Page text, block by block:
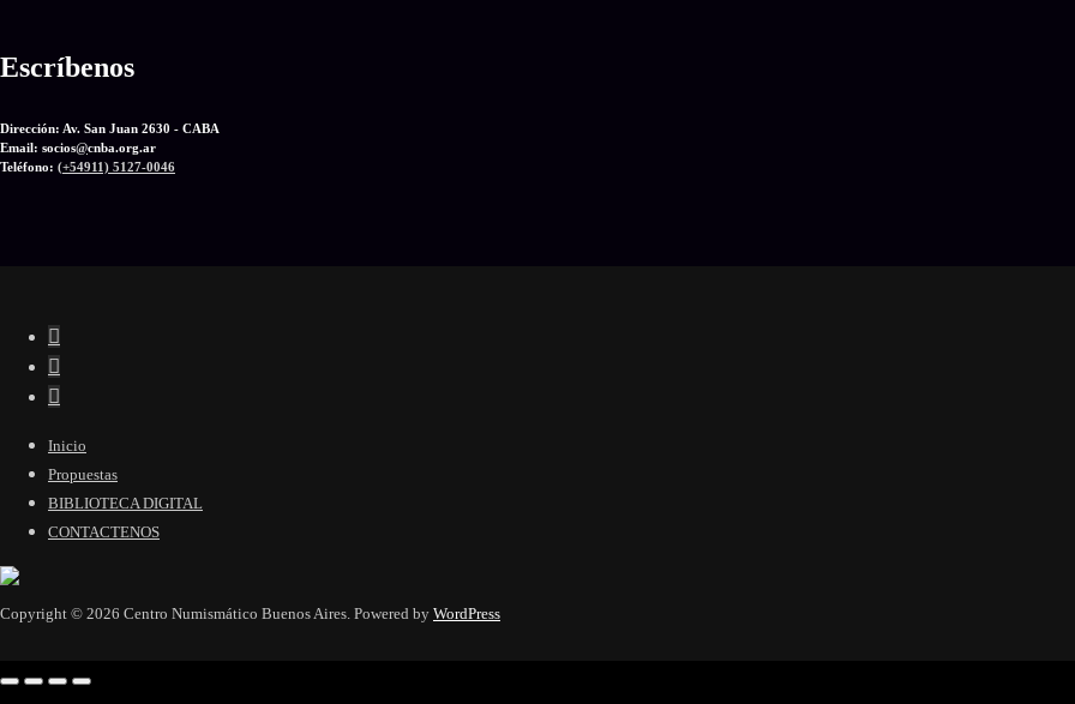
Escríbenos
Dirección: Av. San Juan 2630 - CABA
Email: socios@cnba.org.ar
Teléfono: (+54911) 5127-0046
Inicio
Propuestas
BIBLIOTECA DIGITAL
CONTACTENOS
Copyright © 2026 Centro Numismático Buenos Aires. Powered by WordPress